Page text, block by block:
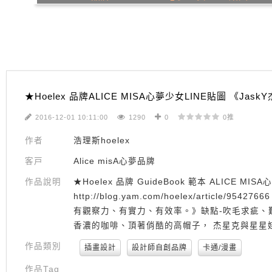
★Hoelex 品牌ALICE MISA心夢少女LINE貼圖 《JaskY
2016-12-01 10:11:00 1290 0 0推
作者 浩理斯hoelex
客戸 Alice misA心夢品牌
作品說明
★Hoelex 品牌 GuideBook 範本 ALICE MISA
http://blog.yam.com/hoelex/article/95427666
有觀察力、有實力、有效率。》缺點-吹毛求疵
香濃的咖啡、頂著俏酷的高帽子， 杰星克與星星
作品類別 插畫設計 設計師自創品牌 卡通/漫畫
作品Tag